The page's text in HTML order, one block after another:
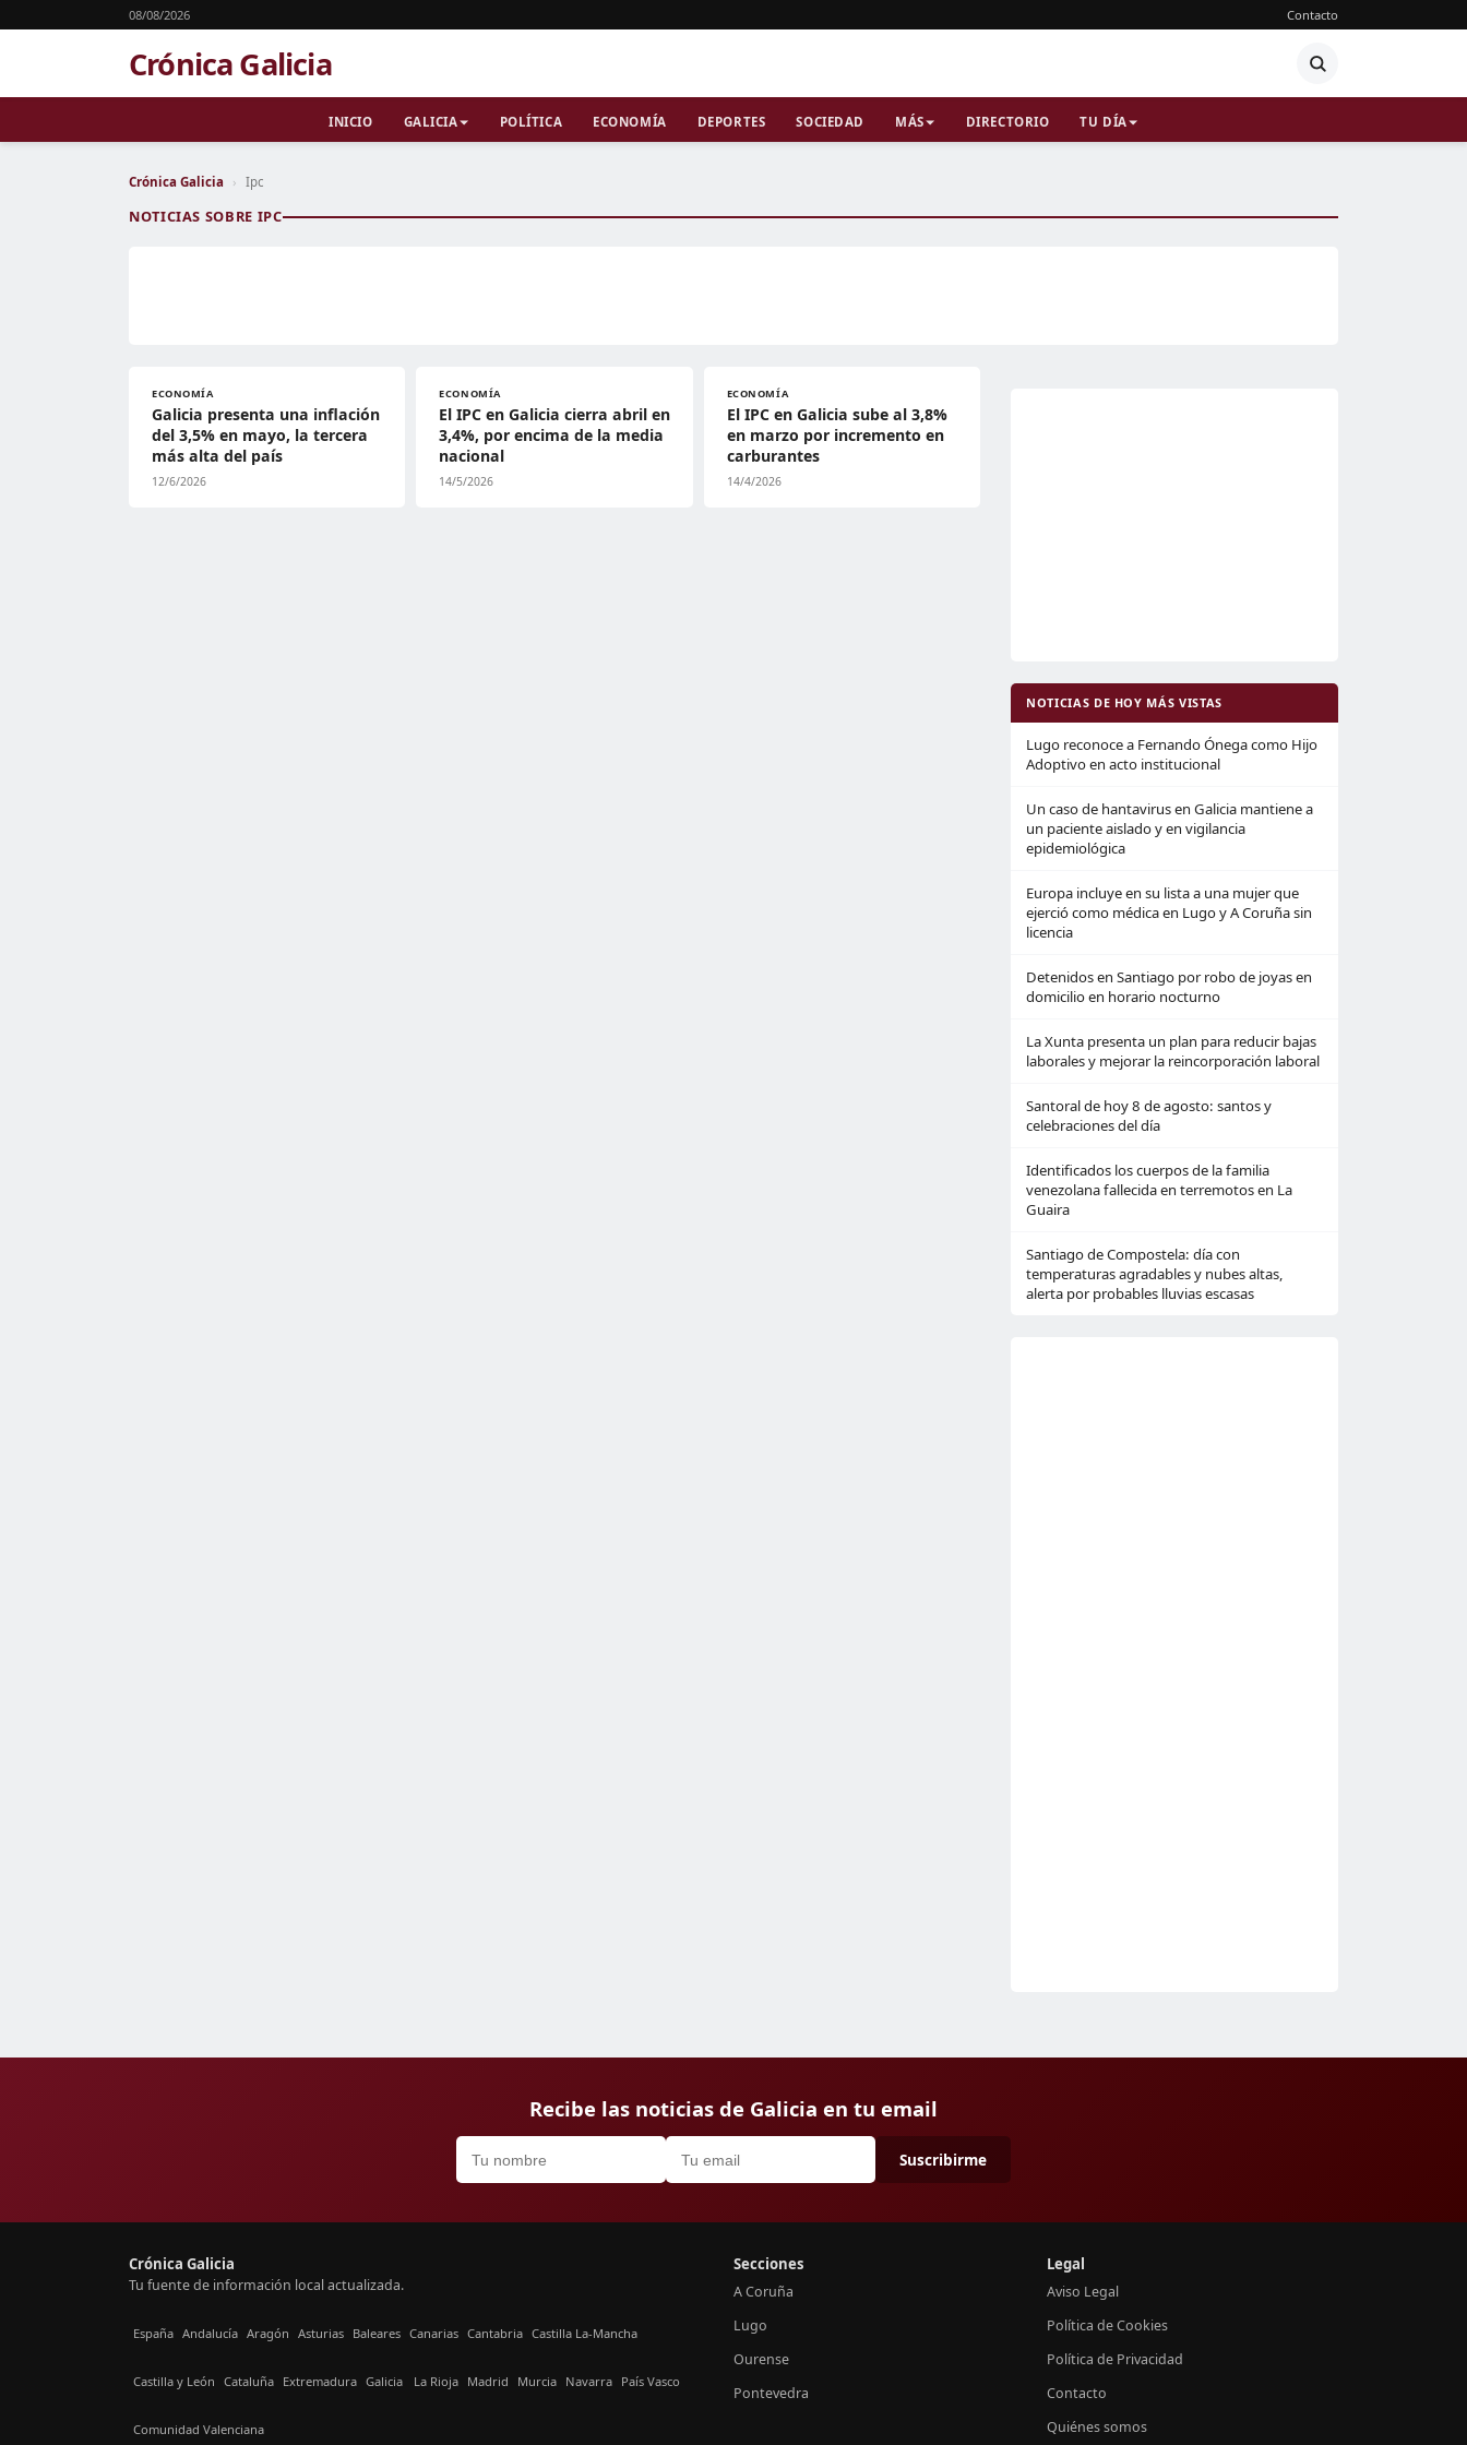
08/08/2026 Contacto
Crónica Galicia
INICIO GALICIA POLÍTICA ECONOMÍA DEPORTES SOCIEDAD MÁS DIRECTORIO TU DÍA
Crónica Galicia › Ipc
NOTICIAS SOBRE IPC
ECONOMÍA
Galicia presenta una inflación
del 3,5% en mayo, la tercera
más alta del país
12/6/2026
ECONOMÍA
El IPC en Galicia cierra abril en
3,4%, por encima de la media
nacional
14/5/2026
ECONOMÍA
El IPC en Galicia sube al 3,8%
en marzo por incremento en
carburantes
14/4/2026
NOTICIAS DE HOY MÁS VISTAS
Lugo reconoce a Fernando Ónega como Hijo
Adoptivo en acto institucional
Un caso de hantavirus en Galicia mantiene a
un paciente aislado y en vigilancia
epidemiológica
Europa incluye en su lista a una mujer que
ejerció como médica en Lugo y A Coruña sin
licencia
Detenidos en Santiago por robo de joyas en
domicilio en horario nocturno
La Xunta presenta un plan para reducir bajas
laborales y mejorar la reincorporación laboral
Santoral de hoy 8 de agosto: santos y
celebraciones del día
Identificados los cuerpos de la familia
venezolana fallecida en terremotos en La
Guaira
Santiago de Compostela: día con
temperaturas agradables y nubes altas,
alerta por probables lluvias escasas
Recibe las noticias de Galicia en tu email
Suscribirme
Crónica Galicia
Tu fuente de información local actualizada.
España Andalucía Aragón Asturias Baleares Canarias Cantabria Castilla La-Mancha
Castilla y León Cataluña Extremadura Galicia La Rioja Madrid Murcia Navarra País Vasco
Comunidad Valenciana
Secciones
A Coruña
Lugo
Ourense
Pontevedra
Legal
Aviso Legal
Política de Cookies
Política de Privacidad
Contacto
Quiénes somos